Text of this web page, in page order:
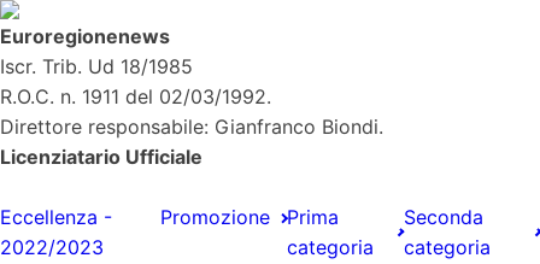
Euroregionenews
Iscr. Trib. Ud 18/1985
R.O.C. n. 1911 del 02/03/1992.
Direttore responsabile: Gianfranco Biondi.
Licenziatario Ufficiale
Eccellenza -
2022/2023
Promozione
Prima
categoria
Seconda
categoria